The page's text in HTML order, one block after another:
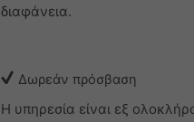
διαφάνεια.
Δωρεάν πρόσβαση
Η υπηρεσία είναι εξ